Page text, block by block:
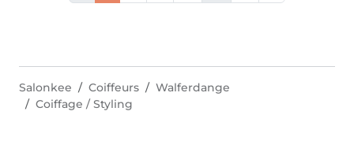
Salonkee Coiffeurs
Walferdange
Coiffage / Styling